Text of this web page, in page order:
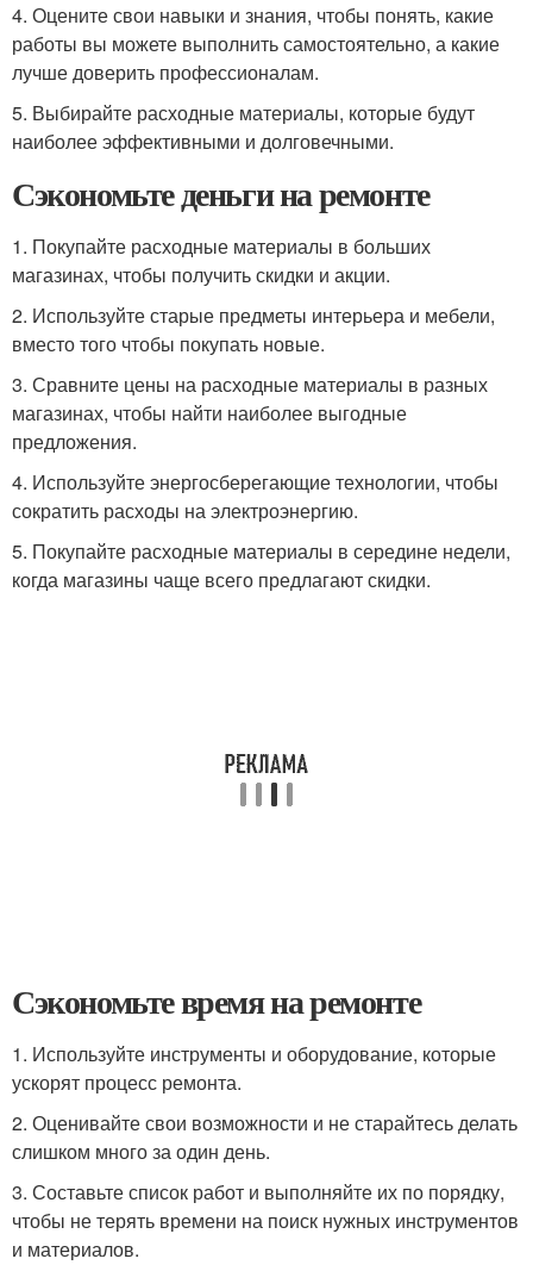
4. Оцените свои навыки и знания, чтобы понять, какие
работы вы можете выполнить самостоятельно, а какие
лучше доверить профессионалам.
5. Выбирайте расходные материалы, которые будут
наиболее эффективными и долговечными.
Сэкономьте деньги на ремонте
1. Покупайте расходные материалы в больших
магазинах, чтобы получить скидки и акции.
2. Используйте старые предметы интерьера и мебели,
вместо того чтобы покупать новые.
3. Сравните цены на расходные материалы в разных
магазинах, чтобы найти наиболее выгодные
предложения.
4. Используйте энергосберегающие технологии, чтобы
сократить расходы на электроэнергию.
5. Покупайте расходные материалы в середине недели,
когда магазины чаще всего предлагают скидки.
Сэкономьте время на ремонте
1. Используйте инструменты и оборудование, которые
ускорят процесс ремонта.
2. Оценивайте свои возможности и не старайтесь делать
слишком много за один день.
3. Составьте список работ и выполняйте их по порядку,
чтобы не терять времени на поиск нужных инструментов
и материалов.